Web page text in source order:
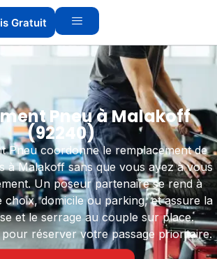
Gratuit
Pneu à Malakoff
(92240)
Pneu coordonne le remplacement de
à Malakoff sans que vous ayez à vous
Un poseur partenaire se rend à
choix, domicile ou parking, et assure la
et le serrage au couple sur place.
réserver votre passage prioritaire.